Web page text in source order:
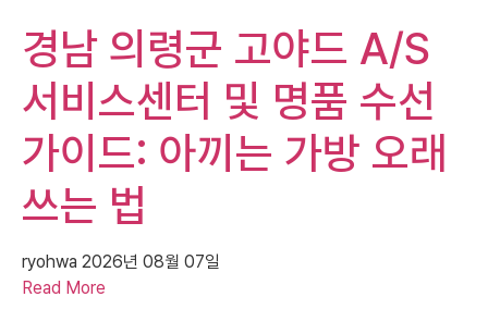
경남 의령군 고야드 A/S
서비스센터 및 명품 수선
가이드: 아끼는 가방 오래
쓰는 법
ryohwa 2026년 08월 07일
Read More